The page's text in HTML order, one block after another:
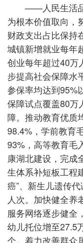
——人民生活
为根本价值取向，
财政支出占比保持
城镇新增就业每年
创业每年超过40万
步提高社会保障水
参保率均达到95%
保障试点覆盖80万
障。推动教育优质
98.4%，学前教育
93%，高等教育毛
康湖北建设，完成
生体系补短板工程
癌”、新生儿遗传
人次。加快健全养
服务网络逐步健全
幼儿托位增至27.5
个。着力改善群众